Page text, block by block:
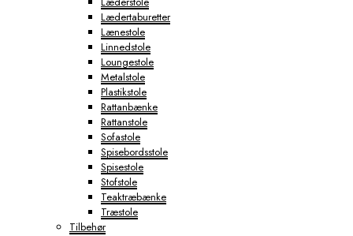
Lædertaburetter
Lænestole
Linnedstole
Loungestole
Metalstole
Plastikstole
Rattanbænke
Rattanstole
Sofastole
Spisebordsstole
Spisestole
Stofstole
Teaktræbænke
Træstole
Tilbehør